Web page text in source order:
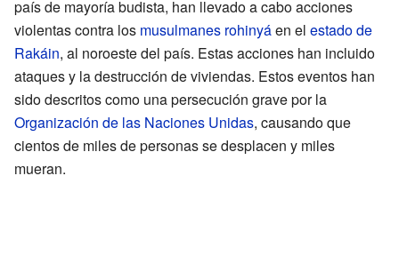
país de mayoría budista, han llevado a cabo acciones
violentas contra los musulmanes rohinyáen el estado de
Rakáin, al noroeste del país. Estas acciones han incluido
ataques y la destrucción de viviendas. Estos eventos han
sido descritos como una persecución grave por la
Organización de las Naciones Unidas, causando que
cientos de miles de personas se desplacen y miles
mueran.